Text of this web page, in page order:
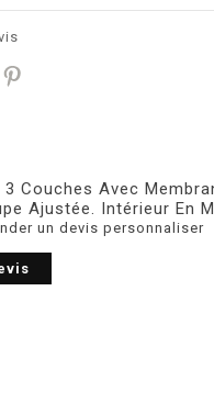
Couches Avec
Ajustée. Intérieur En
un devis personnaliser